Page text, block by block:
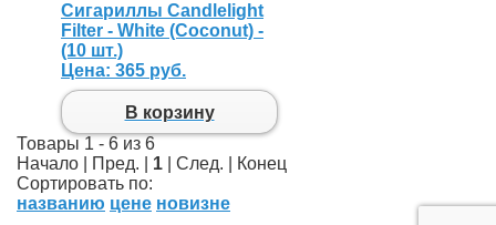
Сигариллы Candlelight
Filter - White (Coconut) -
(10 шт.)
Цена: 365 руб.
В корзину
Товары 1 - 6 из 6
Начало | Пред. | 1 | След. | Конец
Сортировать по:
названию цене новизне